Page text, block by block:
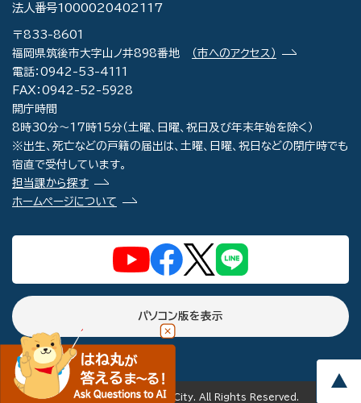
法人番号1000020402117
〒833-8601
福岡県筑後市大字山ノ井898番地
（市へのアクセス）
電話：0942-53-4111
FAX：0942-52-5928
開庁時間
8時30分～17時15分（土曜、日曜、祝日及び年末年始を除く）
※出生、死亡などの戸籍の届出は、土曜、日曜、祝日などの閉庁時でも
宿直で受付しています。
担当課から探す
ホームページについて
パソコン版を表示
copyright(c) Chikugo City. All Rights Reserved.